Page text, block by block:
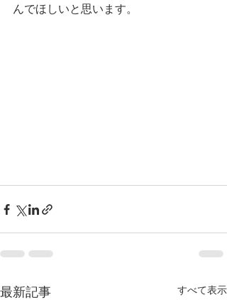
んでほしいと思います。
最新記事 すべて表示